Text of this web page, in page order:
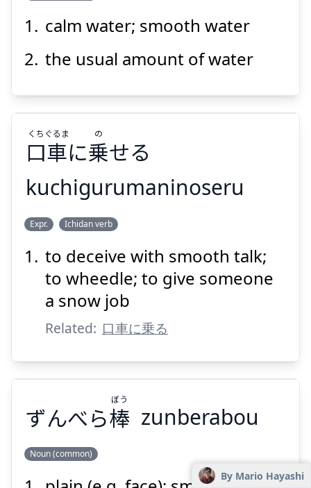
By Mario Hayashi
へい
すい
Suspend
calm water; smooth water
the usual amount of water
せる
Show answer
Suspend
口車に乗せる
くち ぐるま の
kuchigurumaninoseru
Expr. Ichidan verb
to deceive with smooth talk;
to wheedle; to give someone
a snow job
Related: 口車に乗る
ずんべら棒
ぼう
zunberabou
Noun (common)